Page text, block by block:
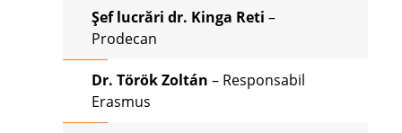
Șef lucrări dr. Kinga Reti –
Prodecan
Dr. Török Zoltán – Responsabil
Erasmus